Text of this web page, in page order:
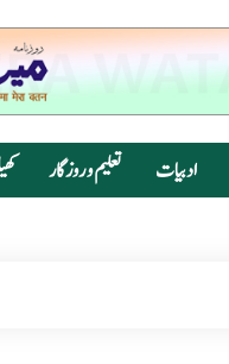
ادبیات تعلیم و روزگار